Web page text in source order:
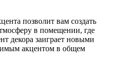
позволит вам создать
в помещении, где
декора заиграет новыми
акцентом в общем